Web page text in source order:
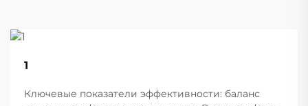
1
Ключевые показатели эффективности: баланс